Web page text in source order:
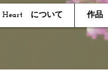
について 作品